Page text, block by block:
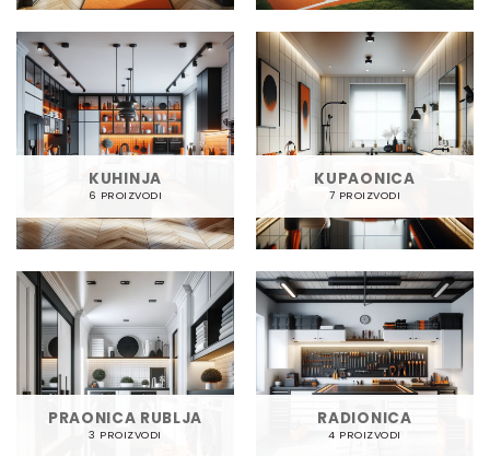
KUHINJA
6 PROIZVODI
KUPAONICA
7 PROIZVODI
PRAONICA RUBLJA
3 PROIZVODI
RADIONICA
4 PROIZVODI